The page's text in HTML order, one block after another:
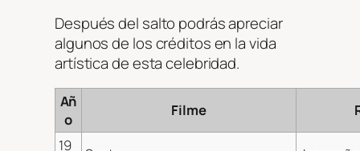
Después del salto podrás apreciar
algunos de los créditos en la vida
artística de esta celebridad.
Añ
o
Filme
19